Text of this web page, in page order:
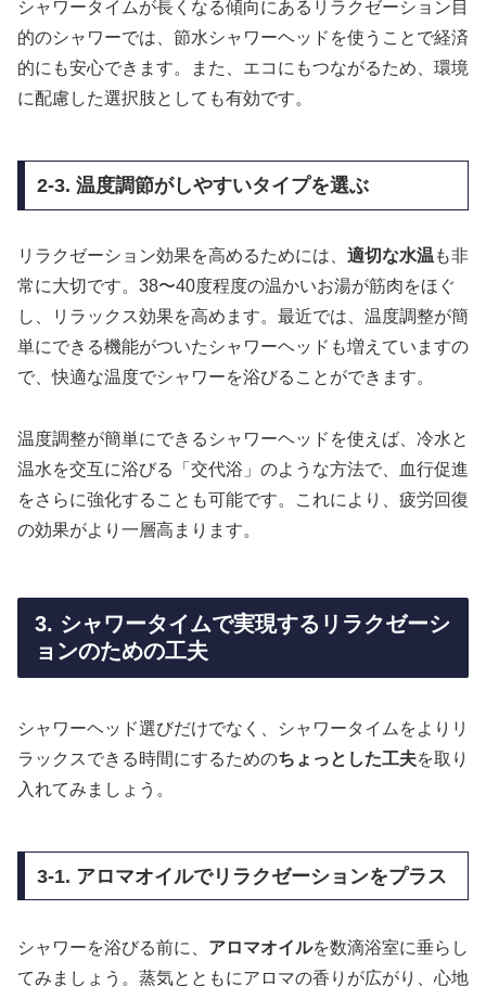
シャワータイムが長くなる傾向にあるリラクゼーション目
的のシャワーでは、節水シャワーヘッドを使うことで経済
的にも安心できます。また、エコにもつながるため、環境
に配慮した選択肢としても有効です。
2-3. 温度調節がしやすいタイプを選ぶ
リラクゼーション効果を高めるためには、 適切な水温も非
常に大切です。38〜40度程度の温かいお湯が筋肉をほぐ
し、リラックス効果を高めます。最近では、温度調整が簡
単にできる機能がついたシャワーヘッドも増えていますの
で、快適な温度でシャワーを浴びることができます。
温度調整が簡単にできるシャワーヘッドを使えば、冷水と
温水を交互に浴びる「交代浴」のような方法で、血行促進
をさらに強化することも可能です。これにより、疲労回復
の効果がより一層高まります。
3. シャワータイムで実現するリラクゼーシ
ョンのための工夫
シャワーヘッド選びだけでなく、シャワータイムをよりリ
ラックスできる時間にするためのちょっとした工夫を取り
入れてみましょう。
3-1. アロマオイルでリラクゼーションをプラス
シャワーを浴びる前に、 アロマオイルを数滴浴室に垂らし
てみましょう。蒸気とともにアロマの香りが広がり、心地